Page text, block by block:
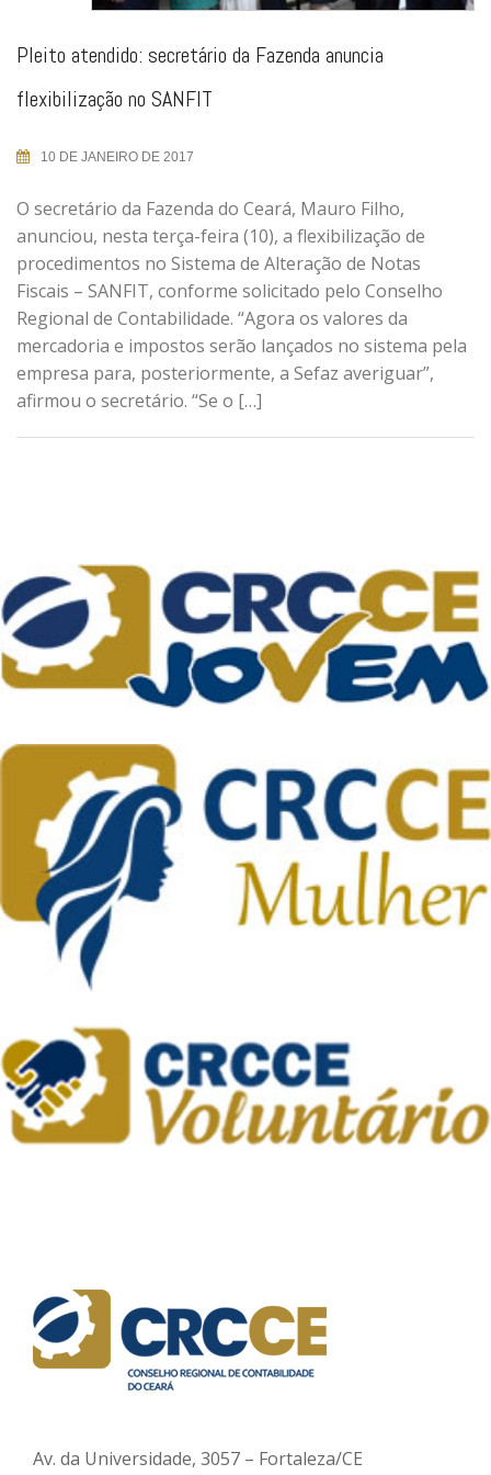
Pleito atendido: secretário da Fazenda anuncia
flexibilização no SANFIT
10 DE JANEIRO DE 2017
O secretário da Fazenda do Ceará, Mauro Filho,
anunciou, nesta terça-feira (10), a flexibilização de
procedimentos no Sistema de Alteração de Notas
Fiscais – SANFIT, conforme solicitado pelo Conselho
Regional de Contabilidade. “Agora os valores da
mercadoria e impostos serão lançados no sistema pela
empresa para, posteriormente, a Sefaz averiguar”,
afirmou o secretário. “Se o […]
Av. da Universidade, 3057 – Fortaleza/CE